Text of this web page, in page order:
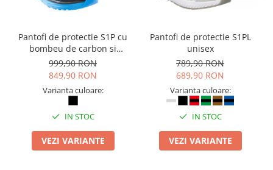
Accesorii pentru curatenie
Formulare tipizate
Caiete si blocnotesuri
personalizate
Stampile, tusiere si tus
Protectia muncii si Imbracaminte
Pantofi de protectie S1P cu
bombeu de carbon si
inchidere BOAÂ® Fit
999,90 RON
849,90 RON
Varianta culoare:
IN STOC
VEZI VARIANTE
Pantofi de protectie S1PL
unisex
789,90 RON
689,90 RON
Varianta culoare:
IN STOC
VEZI VARIANTE